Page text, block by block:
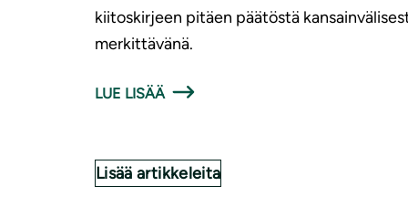
kiitoskirjeen pitäen päätöstä
merkittävänä.
LUE LISÄÄ
Lisää artikkeleita